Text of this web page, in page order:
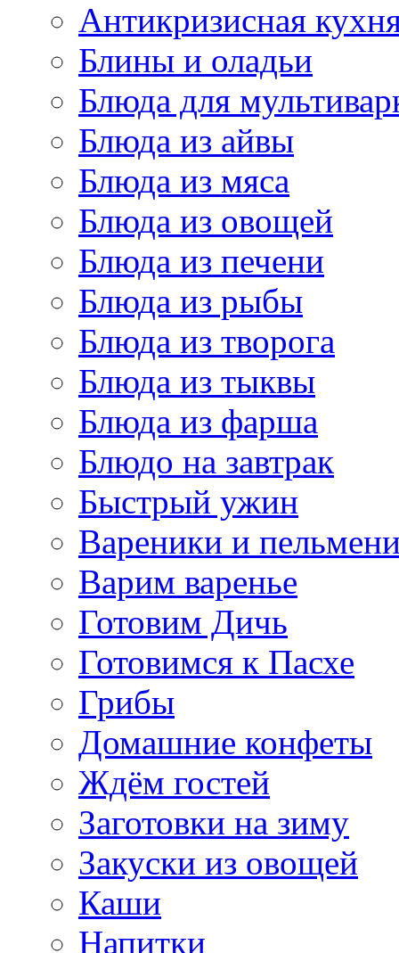
Антикризисная
Блины и оладьи
Блюда для
Блюда из айвы
Блюда из мяса
Блюда из овощей
Блюда из печени
Блюда из рыбы
Блюда из творога
Блюда из тыквы
Блюда из фарша
Блюдо на завтрак
Быстрый ужин
Вареники и
Варим варенье
Готовим Дичь
Готовимся к Пасхе
Грибы
Домашние конфеты
Ждём гостей
Заготовки на зиму
Закуски из овощей
Каши
Напитки